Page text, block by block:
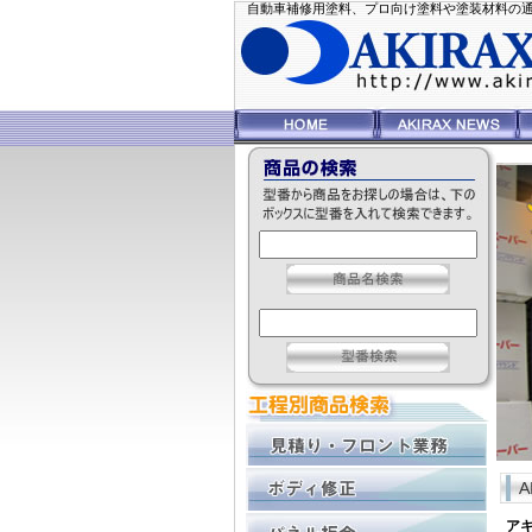
自動車補修用塗料、プロ向け塗料や塗装材料の
ア